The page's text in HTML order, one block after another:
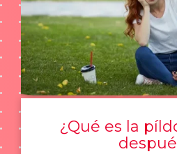
¿Qué es la